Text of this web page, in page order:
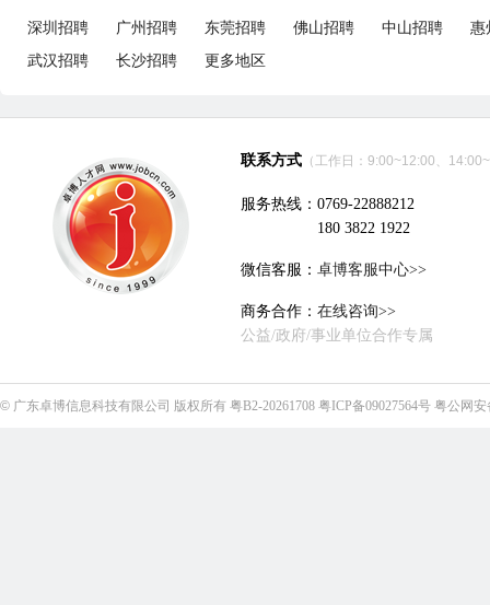
深圳招聘 广州招聘 东莞招聘 佛山招聘 中山招聘
惠
武汉招聘
长沙招聘 更多地区
联系方式 （工作日：9:00~12:00、
服务热线：0769-22888212
180 3822 1922
微信客服： 卓博客服中心>>
商务合作： 在线咨询>>
公益/政府/事业单位合作专属
© 广东卓博信息科技有限公司 版权所有 粤B2-20261708 粤ICP备09027564号 粤公网安